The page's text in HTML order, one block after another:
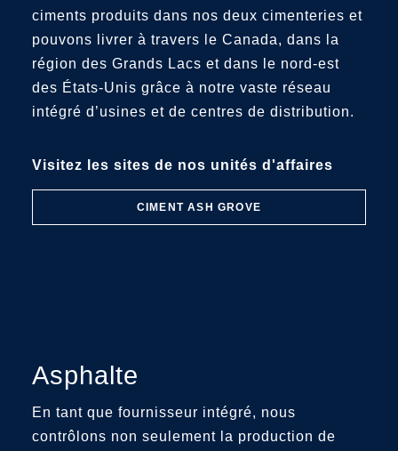
ciments produits dans nos deux cimenteries et
pouvons livrer à travers le Canada, dans la
région des Grands Lacs et dans le nord-est
des États-Unis grâce à notre vaste réseau
intégré d’usines et de centres de distribution.
Visitez les sites de nos unités d'affaires
CIMENT ASH GROVE
Asphalte
En tant que fournisseur intégré, nous
contrôlons non seulement la production de